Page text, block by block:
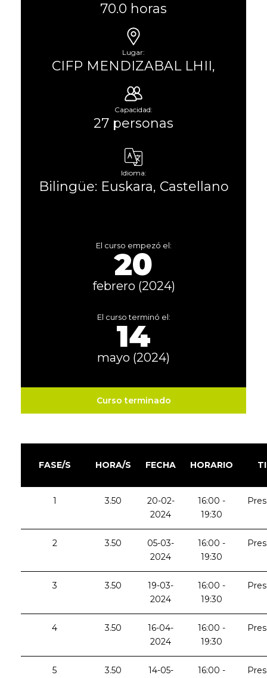
70.0 horas
Lugar:
CIFP MENDIZABAL LHII,
Capacidad:
27 personas
Idioma:
Bilingüe: Euskara, Castellano
El curso empezó el:
20
febrero (2024)
El curso terminó el:
14
mayo (2024)
Curso terminado
FASE/S HORA/S FECHA HORARIO
1 3.50
20-02-
2024
16:00 -
19:30
2 3.50
05-03-
2024
16:00 -
19:30
3 3.50
19-03-
2024
16:00 -
19:30
4 3.50
16-04-
2024
16:00 -
19:30
5 3.50
14-05-
16:00 -